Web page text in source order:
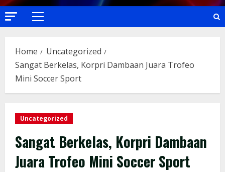
Primary
Home
Uncategorized
Sangat Berkelas, Korpri Dambaan Juara Trofeo
Mini Soccer Sport
Uncategorized
Sangat Berkelas, Korpri Dambaan
Juara Trofeo Mini Soccer Sport